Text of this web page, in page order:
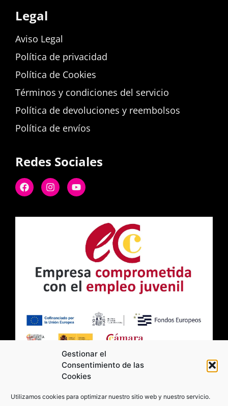
Gestionar el
Consentimiento de las
Cookies
Utilizamos cookies para optimizar nuestro sitio web y nuestro servicio.
Legal
Aviso Legal
Política de privacidad
Política de Cookies
Términos y condiciones del servicio
Política de devoluciones y reembolsos
Política de envíos
Redes Sociales
2026 Moviltick technologies. Todos los